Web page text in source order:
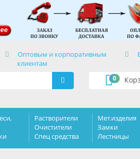
Оптовым и корпоративным
клиентам
0
Растворители
Очистители
Спец средства
Мет.изделия
Замки
Лестницы